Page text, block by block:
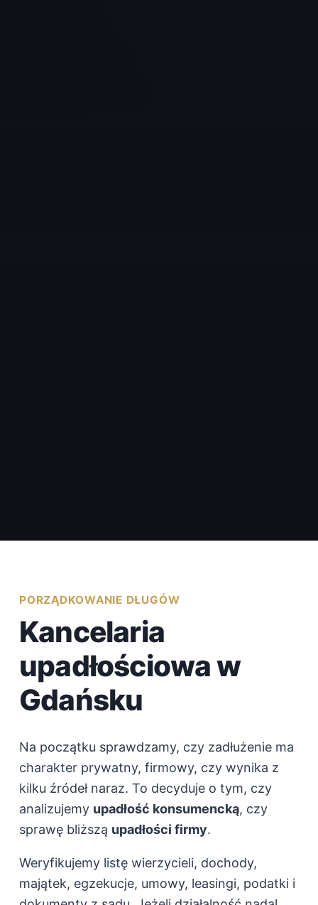
PORZĄDKOWANIE DŁUGÓW
Kancelaria
upadłościowa w
Gdańsku
Na początku sprawdzamy, czy zadłużenie ma
charakter prywatny, firmowy, czy wynika z
kilku źródeł naraz. To decyduje o tym, czy
analizujemy upadłość konsumencką, czy
sprawę bliższą upadłości firmy.
Weryfikujemy listę wierzycieli, dochody,
majątek, egzekucje, umowy, leasingi, podatki i